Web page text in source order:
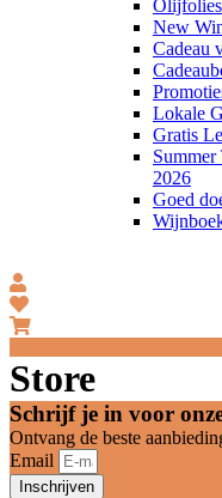
Olijfolies
New
Cadeau
Lokale
Gratis
Summer
2026
Goed
Store
Schrijf je in voor
Ontvang de beste
Email
Inschrijven